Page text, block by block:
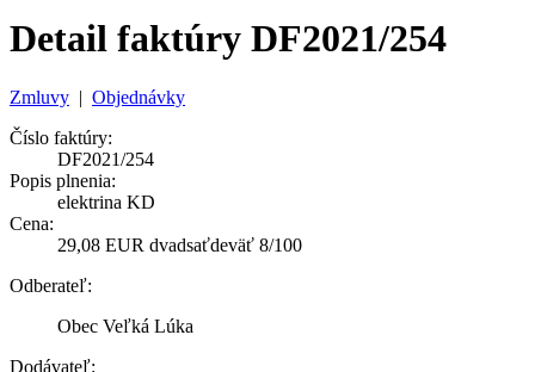
Detail faktúry DF2021/254
Zmluvy | Objednávky
Číslo faktúry:
DF2021/254
Popis plnenia:
elektrina KD
Cena:
29,08 EUR dvadsaťdeväť 8/100
Odberateľ:
Obec Veľká Lúka
Dodávateľ: